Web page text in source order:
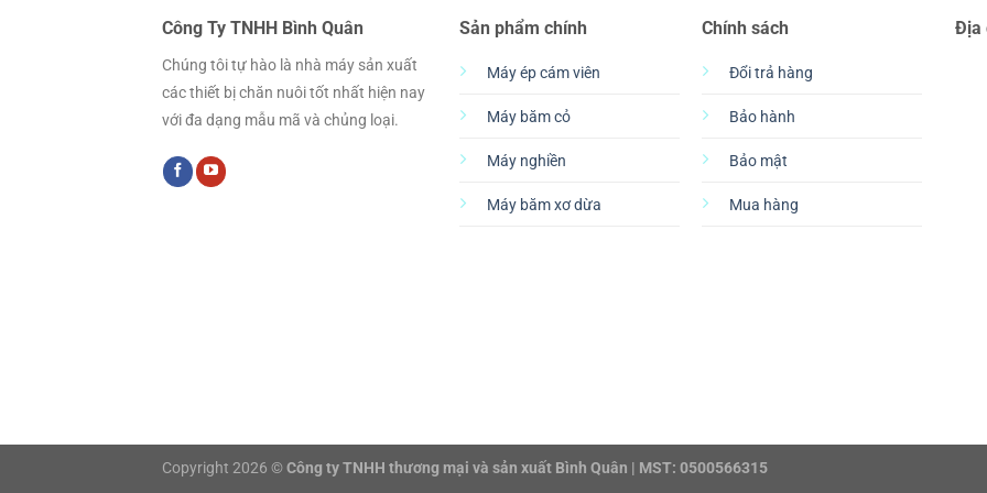
Công Ty TNHH Bình Quân
Chúng tôi tự hào là nhà máy sản xuất
các thiết bị chăn nuôi tốt nhất hiện nay
với đa dạng mẫu mã và chủng loại.
Sản phẩm chính
Máy ép cám viên
Máy băm cỏ
Máy nghiền
Máy băm xơ dừa
Chính sách
Đổi trả hàng
Bảo hành
Bảo mật
Mua hàng
Địa
Copyright 2026 © Công ty TNHH thương mại và sản xuất Bình Quân | MST: 0500566315